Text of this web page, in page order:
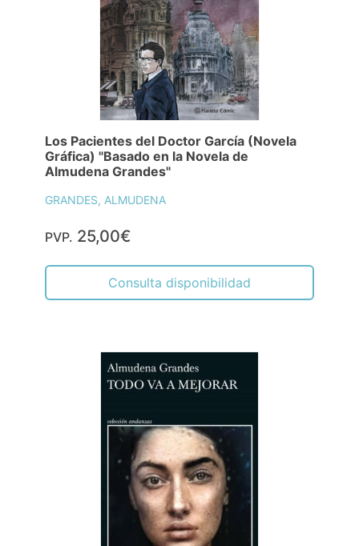
Los Pacientes del Doctor García (Novela
Gráfica) "Basado en la Novela de
Almudena Grandes"
GRANDES, ALMUDENA
PVP. 25,00€
Consulta disponibilidad